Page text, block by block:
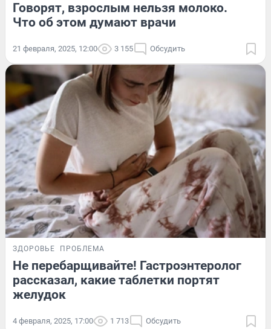
Говорят, взрослым нельзя молоко.
Что об этом думают врачи
21 февраля, 2025, 12:00 3 155 Обсудить
ЗДОРОВЬЕ ПРОБЛЕМА
Не перебарщивайте! Гастроэнтеролог
рассказал, какие таблетки портят
желудок
4 февраля, 2025, 17:00 1 713 Обсудить